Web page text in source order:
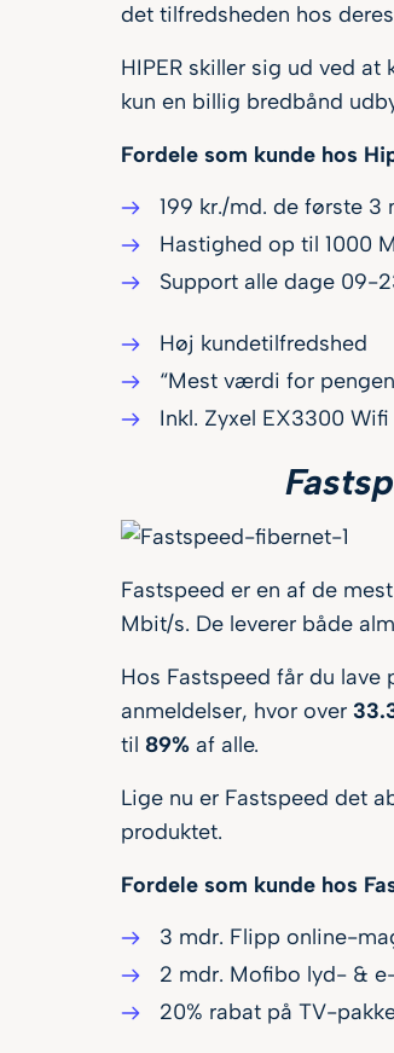
det tilfredsheden hos
HIPER skiller sig ud ved
kun en billig bredbånd
Fordele som kunde hos
199 kr./md. de første 3
Hastighed op til 1000
Support alle dage 09-
Høj kundetilfredshed
“Mest værdi for
Inkl. Zyxel EX3300
Fastspeed er en af de
Mbit/s. De leverer både
Hos Fastspeed får du
anmeldelser, hvor over
til 89% af alle.
Lige nu er Fastspeed det
produktet.
Fordele som kunde hos
3 mdr. Flipp online-
2 mdr. Mofibo lyd- &
20% rabat på TV-